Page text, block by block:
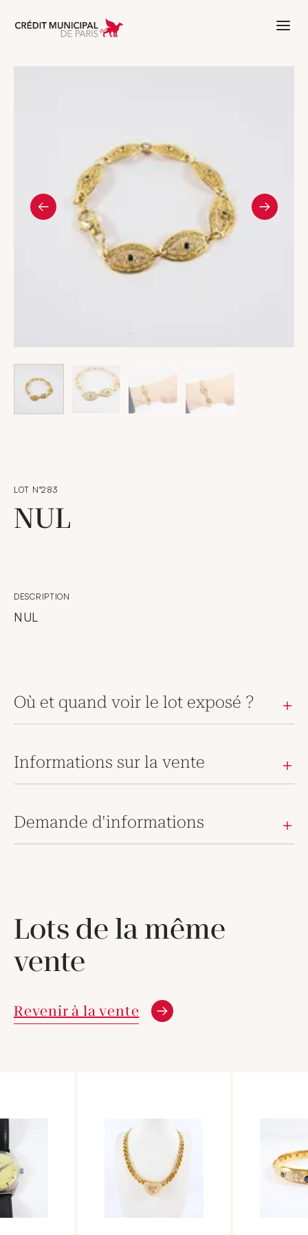
Aller à l'accueil de Crédit Municipal
LOT N°283
NUL
DESCRIPTION
NUL
Où et quand voir le lot exposé ?
Informations sur la vente
Demande d'informations
Lots de la même
vente
Revenir à la vente